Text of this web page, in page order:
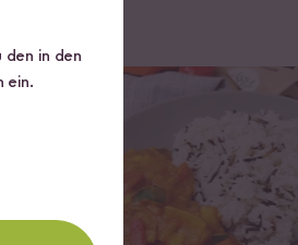
den in den
ein.